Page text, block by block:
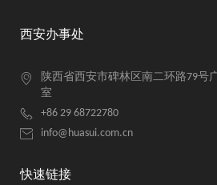
西安办事处
陕西省西安市碑林区南二环路79号
室
+86 29 68722780
info@huasui.com.cn
快速链接